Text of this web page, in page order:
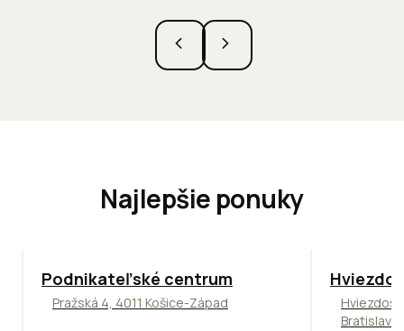
Najlepšie ponuky
ODPORÚČAME
Podnikateľské centrum
Pražská 4, 4011 Košice-Západ